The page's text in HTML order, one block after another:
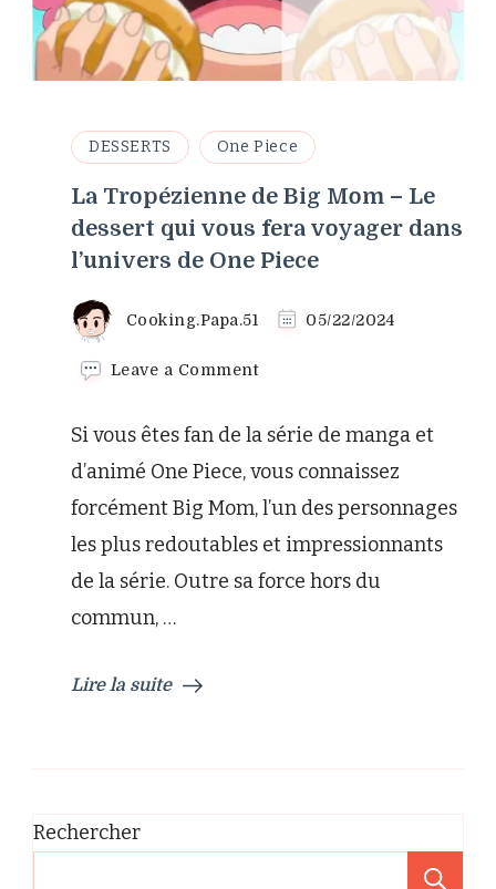
DESSERTS One Piece
La Tropézienne de Big Mom – Le
dessert qui vous fera voyager dans
l’univers de One Piece
Cooking.Papa.51 05/22/2024
Leave a Commenton
de
dessert
qui
Si vous êtes fan de la série de manga et
d’animé One Piece, vous connaissez
forcément Big Mom, l’un des personnages
les plus redoutables et impressionnants
de la série. Outre sa force hors du
commun, …
Lire la suite
Rechercher